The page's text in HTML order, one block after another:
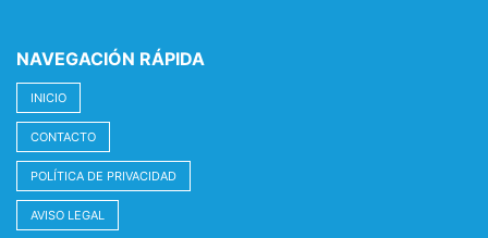
NAVEGACIÓN RÁPIDA
INICIO
CONTACTO
POLÍTICA DE PRIVACIDAD
AVISO LEGAL